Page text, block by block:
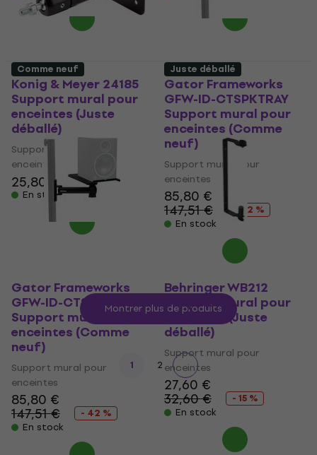
Konig & Meyer 24185
Support mural pour
enceintes (Juste
déballé)
Support mural pour
enceintes
25,80 €26,73 €
En stock
Gator Frameworks
GFW-ID-CTSPKTRAY
Support mural pour
enceintes (Comme
neuf)
Support mural pour
enceintes
85,80 €
147,51 €
- 42 %
En stock
Comme neuf
Gator Frameworks
GFW-ID-CTSPKTRAY
Support mural pour
enceintes (Comme
neuf)
Support mural pour
enceintes
85,80 €
147,51 €
- 42 %
En stock
Juste déballé
Behringer WB212
Support mural pour
enceintes (Juste
déballé)
Support mural pour
enceintes
27,60 €
32,60 €
- 15 %
En stock
Montrer plus de produits
1 2